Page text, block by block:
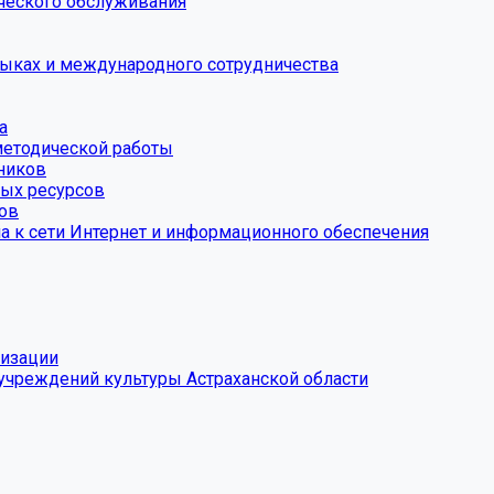
и международного сотрудничества
работы
ресурсов
к сети Интернет и информационного обеспечения
культуры Астраханской области